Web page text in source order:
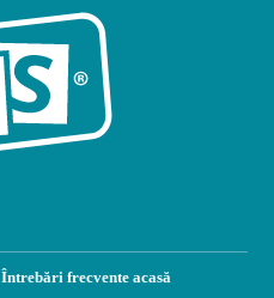
Întrebări frecvente acasă